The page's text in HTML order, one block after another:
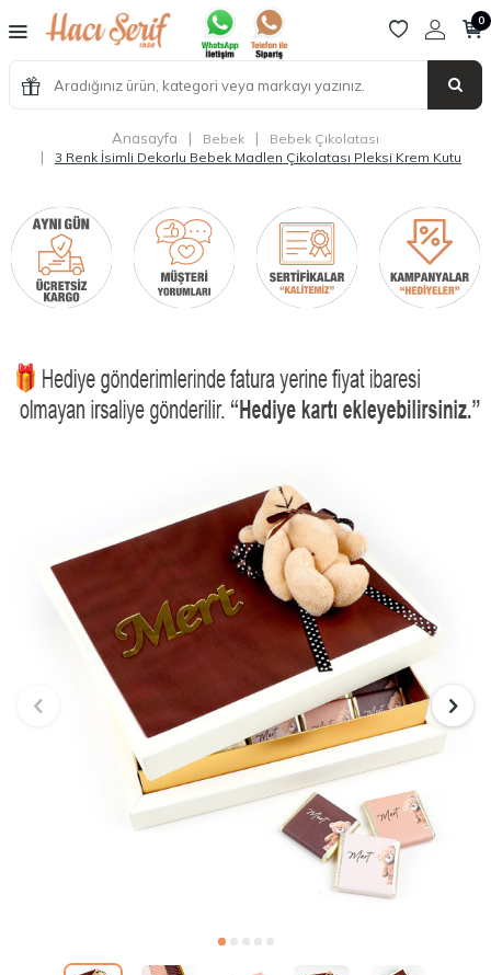
0
Anasayfa | Bebek | Bebek Çikolatası
| 3 Renk İsimli Dekorlu Bebek Madlen Çikolatası Pleksi Krem Kutu